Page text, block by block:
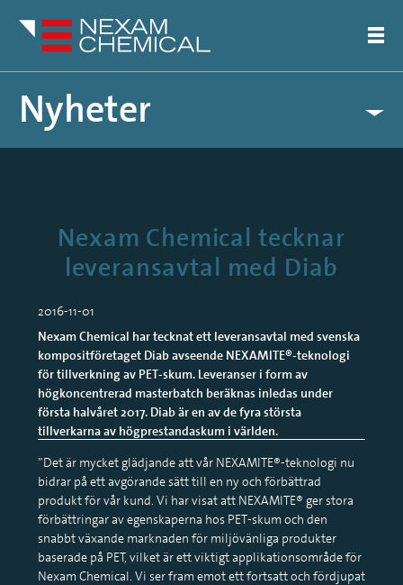
Nyheter
Nexam Chemical tecknar
leveransavtal med Diab
2016-11-01
Nexam Chemical har tecknat ett leveransavtal med svenska
kompositföretaget Diab avseende NEXAMITE®-teknologi
för tillverkning av PET-skum. Leveranser i form av
högkoncentrerad masterbatch beräknas inledas under
första halvåret 2017. Diab är en av de fyra största
tillverkarna av högprestandaskum i världen.
”Det är mycket glädjande att vår NEXAMITE®-teknologi nu
bidrar på ett avgörande sätt till en ny och förbättrad
produkt för vår kund. Vi har visat att NEXAMITE® ger stora
förbättringar av egenskaperna hos PET-skum och den
snabbt växande marknaden för miljövänliga produkter
baserade på PET, vilket är ett viktigt applikationsområde för
Nexam Chemical. Vi ser fram emot ett fortsatt och fördjupat